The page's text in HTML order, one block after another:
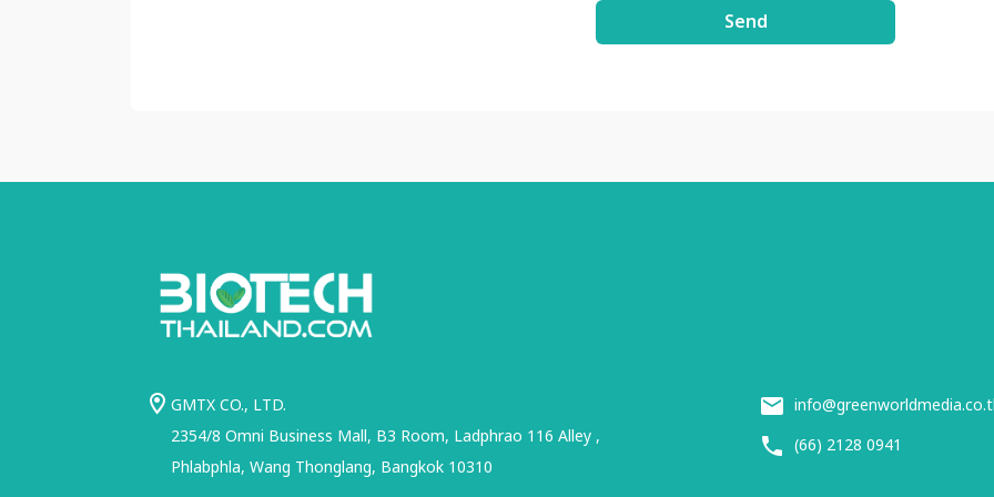
Send
GMTX CO., LTD.
2354/8 Omni Business Mall, B3 Room, Ladphrao 116 Alley ,
Phlabphla, Wang Thonglang, Bangkok 10310
(66) 2128 0941